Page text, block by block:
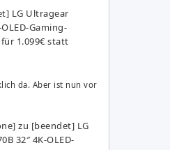
LG Ultragear
OLED-Gaming-
1.099€ statt
da. Aber ist nun vor
zu [beendet] LG
32″ 4K-OLED-